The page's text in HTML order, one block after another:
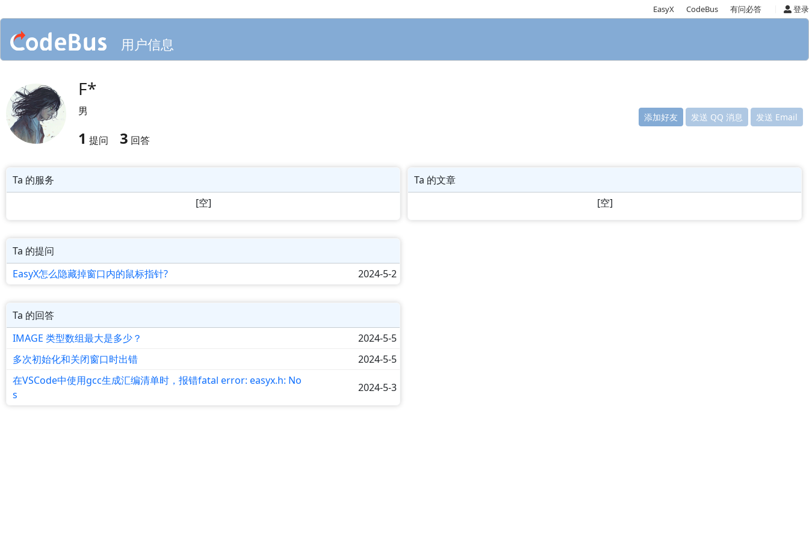
EasyX CodeBus 有问必答 登录
用户信息
F*
男
1 提问 3 回答
添加好友 发送 QQ 消息 发送 Email
Ta 的服务
[空]
Ta 的提问
EasyX怎么隐藏掉窗口内的鼠标指针?
2024-5-2
Ta 的回答
IMAGE 类型数组最大是多少？
2024-5-5
多次初始化和关闭窗口时出错
2024-5-5
在VSCode中使用gcc生成汇编清单时，报错fatal error: easyx.h: No
s
2024-5-3
Ta 的文章
[空]